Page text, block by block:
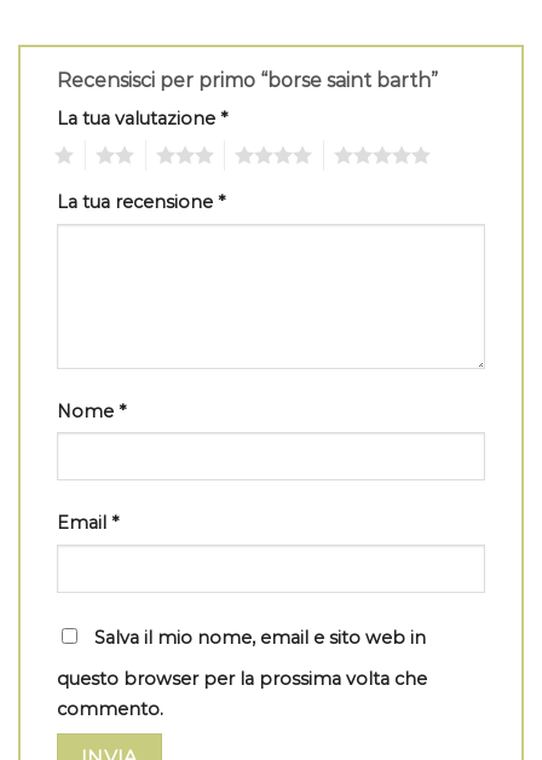
Recensisci per primo “borse saint barth”
La tua valutazione *
La tua recensione *
Nome *
Email *
Salva il mio nome, email e sito web in
questo browser per la prossima volta che
commento.